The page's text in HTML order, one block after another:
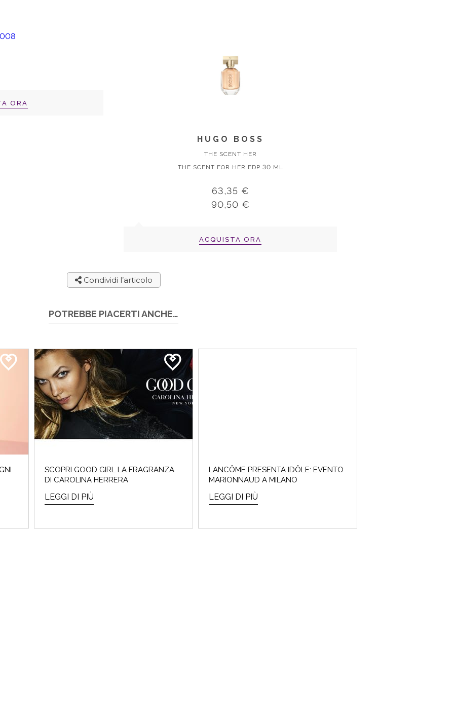
ORA
HUGO BOSS
THE SCENT HER
THE SCENT FOR HER EDP 30 ML
63,35 €
90,50 €
ACQUISTA ORA
Condividi l’articolo
POTREBBE PIACERTI ANCHE…
SCOPRI GOOD GIRL LA FRAGRANZA
DI CAROLINA HERRERA
LEGGI DI PIÙ
LANCÔME PRESENTA IDÔLE: EVENTO
MARIONNAUD A MILANO
LEGGI DI PIÙ